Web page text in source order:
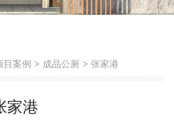
目案例 > 成品公厕 > 张家港
家港